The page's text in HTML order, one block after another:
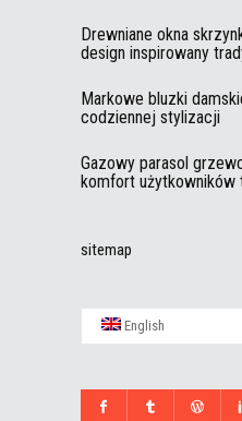
Drewniane okna
design inspirowany
Markowe bluzki
codziennej stylizacji
Gazowy parasol
komfort użytkowników
sitemap
English